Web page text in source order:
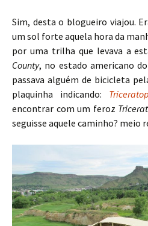
Sim, desta o blogueiro viajou.
um sol forte aquela hora da
por uma trilha que levava a
County, no estado americano
passava alguém de bicicleta
plaquinha indicando:
encontrar com um feroz
seguisse aquele caminho? meio